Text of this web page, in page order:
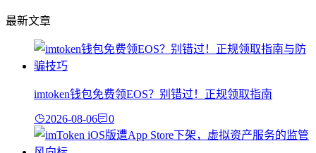
最新文章
imtoken钱包免费领EOS？别错过！正规领取指南
2026-08-06 0